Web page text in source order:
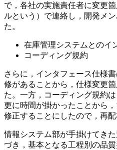
で，各社の実施責任者に変更
ルという）で連絡し，開発メ
た。
在庫管理システムとのイ
コーディング規約
さらに，インタフェース仕様
修があることから，仕様変更
た。一方，コーディング規約
更に時間が掛かったことから
修正することにしたので，再配
情報システム部が手掛けてき
づき，基本となる工程別の品